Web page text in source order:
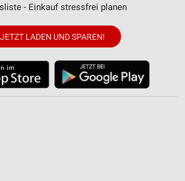
- Einkauf stressfrei planen
JETZT LADEN UND SPAREN!
Verbesserung der Angebote
Daten zur Auswahl von
Standortdaten